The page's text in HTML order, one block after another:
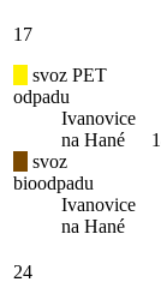
17
svoz PET
odpadu
Ivanovice
na Hané
svoz
bioodpadu
Ivanovice
na Hané
24